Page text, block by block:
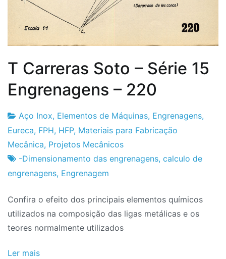
T Carreras Soto – Série 15
Engrenagens – 220
Fabrica
do
Projeto
26
de
Fevereiro
de
Aço Inox, Elementos de Máquinas, Engrenagens,
Eureca, FPH, HFP, Materiais para Fabricação
Mecânica, Projetos Mecânicos
-Dimensionamento das engrenagens, calculo de
engrenagens, Engrenagem
Confira o efeito dos principais elementos químicos
utilizados na composição das ligas metálicas e os
teores normalmente utilizados
Ler mais